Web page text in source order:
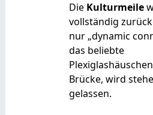
Die Kulturmeile
vollständig
nur „dynamic
das beliebte
Brücke, wird
gelassen.